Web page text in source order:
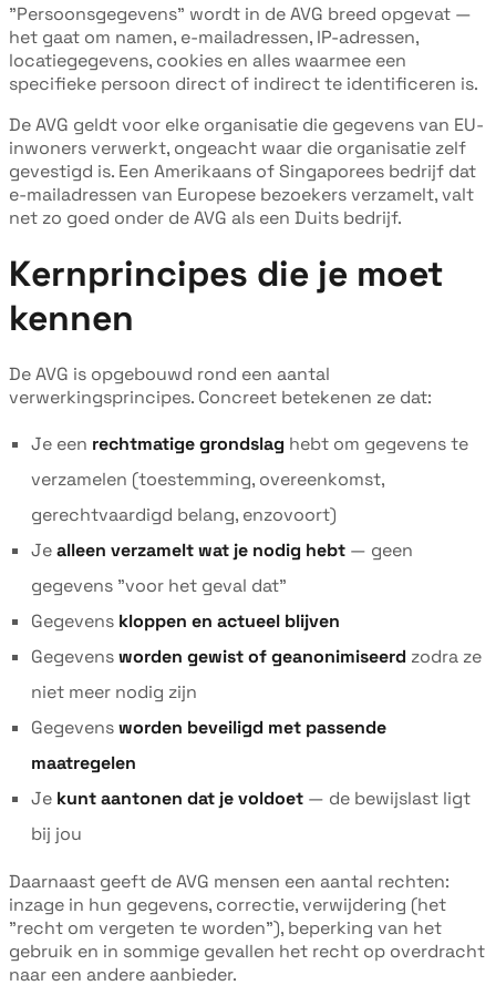
"Persoonsgegevens" wordt in de AVG breed opgevat —
het gaat om namen, e-mailadressen, IP-adressen,
locatiegegevens, cookies en alles waarmee een
specifieke persoon direct of indirect te identificeren is.
De AVG geldt voor elke organisatie die gegevens van EU-
inwoners verwerkt, ongeacht waar die organisatie zelf
gevestigd is. Een Amerikaans of Singaporees bedrijf dat
e-mailadressen van Europese bezoekers verzamelt, valt
net zo goed onder de AVG als een Duits bedrijf.
Kernprincipes die je moet
kennen
De AVG is opgebouwd rond een aantal
verwerkingsprincipes. Concreet betekenen ze dat:
Je een rechtmatige grondslag hebt om gegevens te
verzamelen (toestemming, overeenkomst,
gerechtvaardigd belang, enzovoort)
Jealleen verzamelt wat je nodig hebt — geen
gegevens "voor het geval dat"
Gegevens kloppen en actueel blijven
Gegevensworden gewist of geanonimiseerd zodra ze
niet meer nodig zijn
Gegevensworden beveiligd met passende
maatregelen
Je kunt aantonen dat je voldoet — de bewijslast ligt
bij jou
Daarnaast geeft de AVG mensen een aantal rechten:
inzage in hun gegevens, correctie, verwijdering (het
"recht om vergeten te worden"), beperking van het
gebruik en in sommige gevallen het recht op overdracht
naar een andere aanbieder.